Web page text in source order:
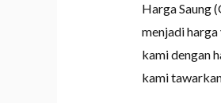
Harga Saung
menjadi
kami dengan
kami